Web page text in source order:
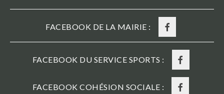
FACEBOOK DE LA MAIRIE :
FACEBOOK DU SERVICE SPORTS :
FACEBOOK COHÉSION SOCIALE :